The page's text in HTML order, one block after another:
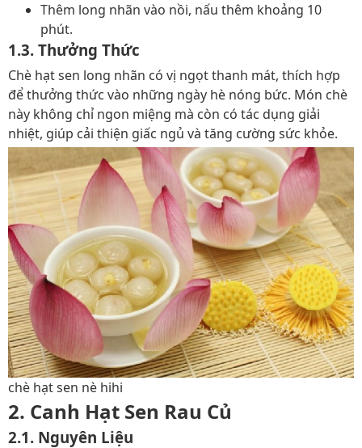
Thêm long nhãn vào nồi, nấu thêm khoảng 10
phút.
1.3. Thưởng Thức
Chè hạt sen long nhãn có vị ngọt thanh mát, thích hợp
để thưởng thức vào những ngày hè nóng bức. Món chè
này không chỉ ngon miệng mà còn có tác dụng giải
nhiệt, giúp cải thiện giấc ngủ và tăng cường sức khỏe.
chè hạt sen nè hihi
2. Canh Hạt Sen Rau Củ
2.1. Nguyên Liệu